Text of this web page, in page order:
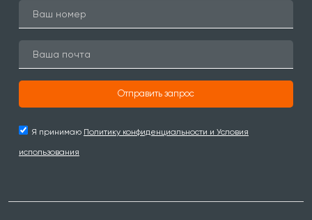
Отправить запрос
Я принимаю Политику конфиденциальности и Условия
использования